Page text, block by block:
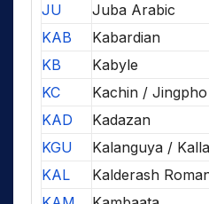
JU
Juba Arabic
KAB
Kabardian
KB
Kabyle
KC
Kachin / Jingpho
KAD
Kadazan
KGU
Kalanguya /
KAL
Kalderash